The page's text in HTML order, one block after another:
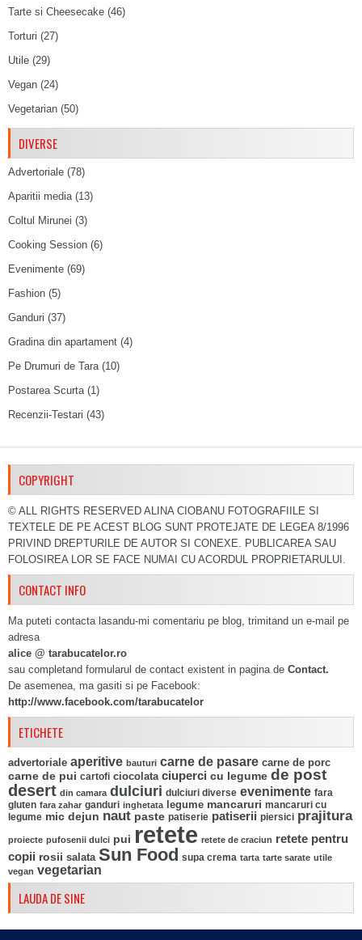
Tarte si Cheesecake (46)
Torturi (27)
Utile (29)
Vegan (24)
Vegetarian (50)
DIVERSE
Advertoriale (78)
Aparitii media(13)
Coltul Mirunei (3)
Cooking Session (6)
Evenimente (69)
Fashion (5)
Ganduri (37)
Gradina din apartament (4)
Pe Drumuri de Tara(10)
Postarea Scurta(1)
Recenzii-Testari (43)
COPYRIGHT
© ALL RIGHTS RESERVED ALINA CIOBANU FOTOGRAFIILE SI
TEXTELE DE PE ACEST BLOG SUNT PROTEJATE DE LEGEA 8/1996
PRIVIND DREPTURILE DE AUTOR SI CONEXE. PUBLICAREA SAU
FOLOSIREA LOR SE FACE NUMAI CU ACORDUL PROPRIETARULUI.
CONTACT INFO
Ma puteti contacta lasandu-mi comentariu pe blog, trimitand un e-mail pe
adresa
alice @ tarabucatelor.ro
sau completand formularul de contact existent in pagina de Contact.
De asemenea, ma gasiti si pe Facebook:
http://www.facebook.com/tarabucatelor
ETICHETE
advertoriale aperitive bauturi carne de pasare carne de porc
carne de pui cartofi ciocolata ciuperci cu legume de post
desert din camara dulciuri dulciuri diverse evenimente fara
gluten fara zahar ganduri inghetata legume mancaruri mancaruri cu
legume mic dejun naut paste patiserie patiserii piersici prajitura
proiecte pufosenii dulci pui retete retete de craciun retete pentru
copii rosii salata Sun Food supa crema tarta tarte sarate utile
vegan vegetarian
LAUDA DE SINE